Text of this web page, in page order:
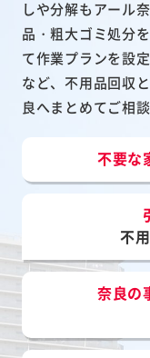
しや分解もアール
品・粗大ゴミ処分
て作業プランを設
など、不用品回収
良へまとめてご相
不要な
不
奈良の